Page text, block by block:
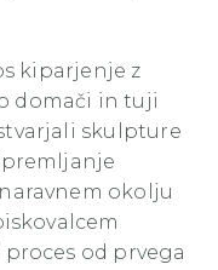
kiparjenje z
domači in tuji
skulpture
okolju
od prvega